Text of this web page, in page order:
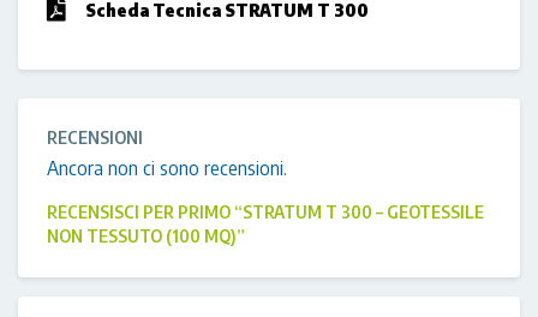
Scheda Tecnica STRATUM T 300
RECENSIONI
Ancora non ci sono recensioni.
RECENSISCI PER PRIMO “STRATUM T 300 – GEOTESSILE
NON TESSUTO (100 MQ)”